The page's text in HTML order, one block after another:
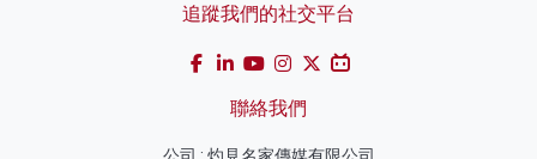
追蹤我們的社交平台
聯絡我們
公司 : 灼見名家傳媒有限公司